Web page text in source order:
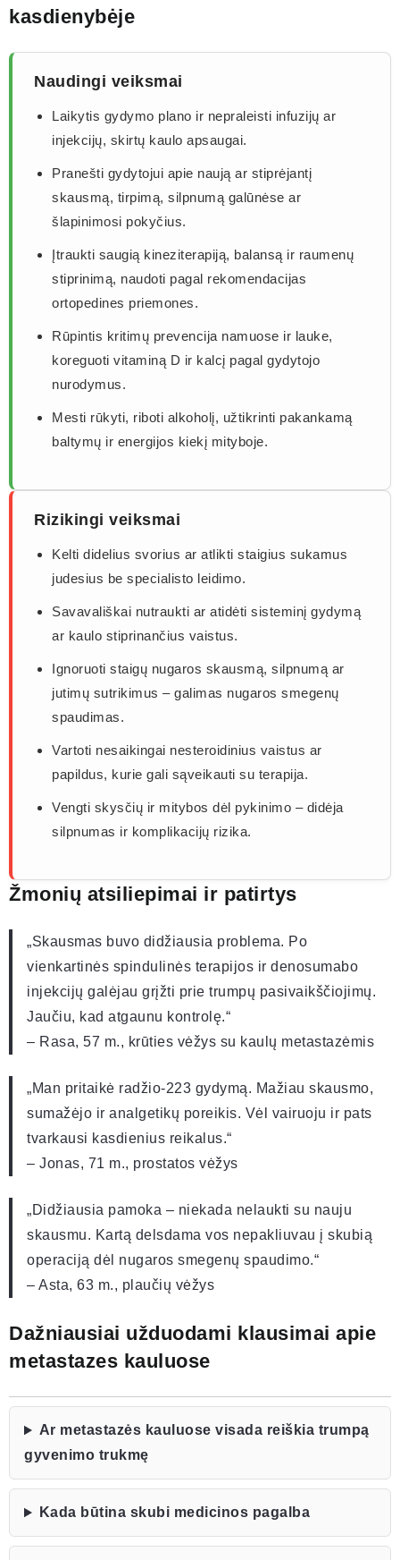
kasdienybėje
Naudingi veiksmai
Laikytis gydymo plano ir nepraleisti infuzijų ar
injekcijų, skirtų kaulo apsaugai.
Pranešti gydytojui apie naują ar stiprėjantį
skausmą, tirpimą, silpnumą galūnėse ar
šlapinimosi pokyčius.
Įtraukti saugią kineziterapiją, balansą ir raumenų
stiprinimą, naudoti pagal rekomendacijas
ortopedines priemones.
Rūpintis kritimų prevencija namuose ir lauke,
koreguoti vitaminą D ir kalcį pagal gydytojo
nurodymus.
Mesti rūkyti, riboti alkoholį, užtikrinti pakankamą
baltymų ir energijos kiekį mityboje.
Rizikingi veiksmai
Kelti didelius svorius ar atlikti staigius sukamus
judesius be specialisto leidimo.
Savavališkai nutraukti ar atidėti sisteminį gydymą
ar kaulo stiprinančius vaistus.
Ignoruoti staigų nugaros skausmą, silpnumą ar
jutimų sutrikimus – galimas nugaros smegenų
spaudimas.
Vartoti nesaikingai nesteroidinius vaistus ar
papildus, kurie gali sąveikauti su terapija.
Vengti skysčių ir mitybos dėl pykinimo – didėja
silpnumas ir komplikacijų rizika.
Žmonių atsiliepimai ir patirtys
„Skausmas buvo didžiausia problema. Po
vienkartinės spindulinės terapijos ir denosumabo
injekcijų galėjau grįžti prie trumpų pasivaikščiojimų.
Jaučiu, kad atgaunu kontrolę.“
– Rasa, 57 m., krūties vėžys su kaulų metastazėmis
„Man pritaikė radžio-223 gydymą. Mažiau skausmo,
sumažėjo ir analgetikų poreikis. Vėl vairuoju ir pats
tvarkausi kasdienius reikalus.“
– Jonas, 71 m., prostatos vėžys
„Didžiausia pamoka – niekada nelaukti su nauju
skausmu. Kartą delsdama vos nepakliuvau į skubią
operaciją dėl nugaros smegenų spaudimo.“
– Asta, 63 m., plaučių vėžys
Dažniausiai užduodami klausimai apie
metastazes kauluose
Ar metastazės kauluose visada reiškia trumpą
gyvenimo trukmę
Kada būtina skubi medicinos pagalba